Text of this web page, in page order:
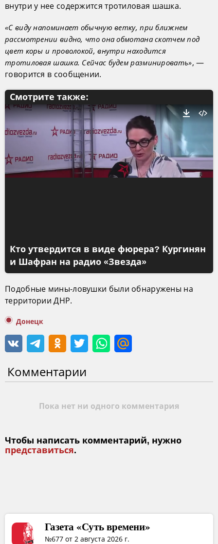
внутри у нее содержится тротиловая шашка.
«С виду напоминает обычную ветку, при ближнем
рассмотрении видно, что она обмотана скотчем под
цвет коры и проволокой, внутри находится
тротиловая шашка. Сейчас будем разминировать», —
говорится в сообщении.
Смотрите также:
Кто утвердится в виде фюрера? Кургинян
и Шафран на радио «Звезда»
Подобные мины-ловушки были обнаружены на
территории ДНР.
Донецк
Комментарии
Пока нет ни одного комментария
Чтобы написать комментарий, нужно
представиться.
Газета «Суть времени»
№677 от 2 августа 2026 г.